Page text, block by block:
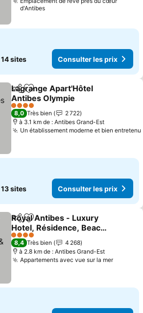
d'Antibes
14 sites Consulter les prix
PartagerAjouter à mes favoris
Lagrange Apart'Hôtel
Antibes Olympie
Consulter les prix
4 Étoiles
8,0 Très bien
2 722
à 3.1 km de : Antibes Grand-Est
Un établissement moderne et bien entretenu
13 sites Consulter les prix
PartagerAjouter à mes favoris
Royal Antibes - Luxury
Hotel, Résidence, Beach
& Spa
Consulter les prix
4 Étoiles
8,4 Très bien
4 268
à 2.8 km de : Antibes Grand-Est
Appartements avec vue sur la mer